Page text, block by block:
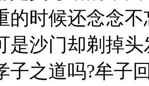
的时候还念念
是沙门却剃掉
子之道吗?牟子